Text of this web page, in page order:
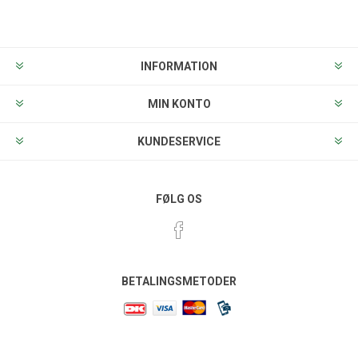
INFORMATION
MIN KONTO
KUNDESERVICE
FØLG OS
BETALINGSMETODER